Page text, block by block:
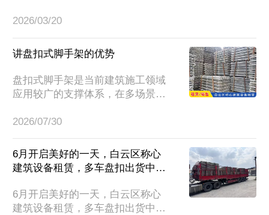
网站内及其他地方涉及的此类用
述及公司介绍的依据。二、由于我
司成立时间较早，发布信息人员流
动性大、时间跨度大，公司网站新
闻及产品帖子众多，文案难免涉及
标题、产品介绍、图片、详情页等
标题以...
2026/03/20
讲盘扣式脚手架的优势
盘扣式脚手架是当前建筑施工领域
应用较广的支撑体系，在多场景施
统一模数化设计，搭配对应杆件，
可灵活搭建出不同跨度的架体结
构，适配桥梁支撑、临建舞台、安
全爬梯等多种施工场景，能满足多
数常规工程的搭建需求。其连接结
构采用自锁式设计，搭配斜杆形成
稳定的单元框架，配套的脚手板与
2026/07/30
6月开启美好的一天，白云区称心
建筑设备租赁，多车盘扣出货中，
6月开启美好的一天，白云区称心
建筑设备租赁，多车盘扣出货中，